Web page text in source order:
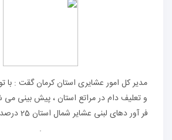
مدیر کل امور عشایری استان کرمان گقت : با
و تعلیف دام در مراتع استان ، پیش بینی
فر آور
.